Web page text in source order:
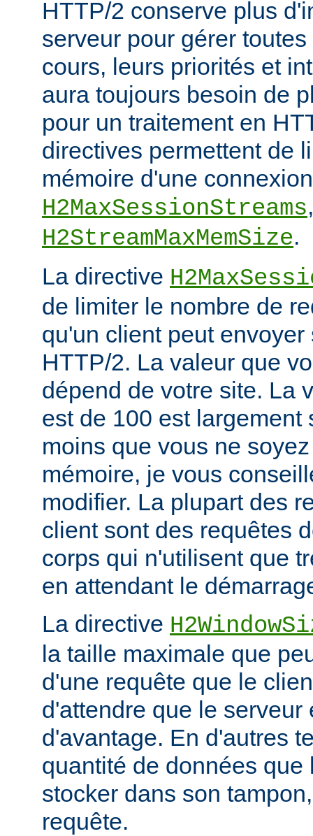
HTTP/2 conserve plus
serveur pour gérer
cours, leurs priorités et
aura toujours besoin de
pour un traitement en
directives permettent de
mémoire d'une
H2MaxSessionStreams
H2StreamMaxMemSize.
La directive
de limiter le nombre de
qu'un client peut
HTTP/2. La valeur que
dépend de votre site. La
est de 100 est largement
moins que vous ne
mémoire, je vous
modifier. La plupart des
client sont des requêtes
corps qui n'utilisent que
en attendant le
La directive
la taille maximale que
d'une requête que le
d'attendre que le serveur
d'avantage. En d'autres
quantité de données que
stocker dans son
requête.